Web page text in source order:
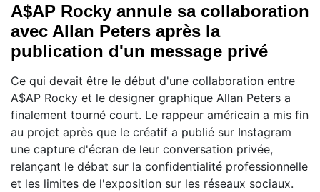
A$AP Rocky annule sa collaboration
avec Allan Peters après la
publication d'un message privé
Ce qui devait être le début d'une collaboration entre
A$AP Rocky et le designer graphique Allan Peters a
finalement tourné court. Le rappeur américain a mis fin
au projet après que le créatif a publié sur Instagram
une capture d'écran de leur conversation privée,
relançant le débat sur la confidentialité professionnelle
et les limites de l'exposition sur les réseaux sociaux.